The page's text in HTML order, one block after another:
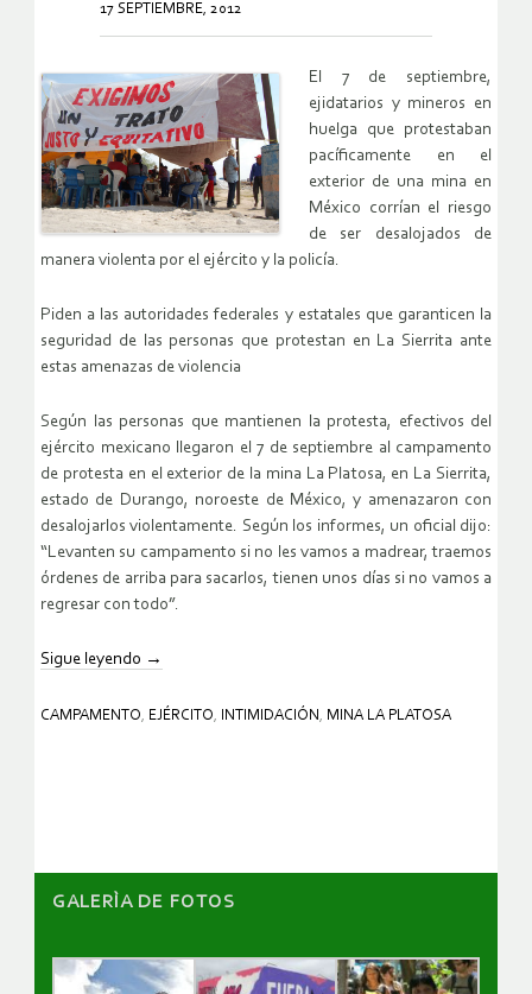
17 SEPTIEMBRE, 2012
El 7 de septiembre,
ejidatarios y mineros en
huelga que protestaban
pacíficamente en el
exterior de una mina en
México corrían el riesgo
de ser desalojados de
manera violenta por el ejército y la policía.
Piden a las autoridades federales y estatales que garanticen la
seguridad de las personas que protestan en La Sierrita ante
estas amenazas de violencia
Según las personas que mantienen la protesta, efectivos del
ejército mexicano llegaron el 7 de septiembre al campamento
de protesta en el exterior de la mina La Platosa, en La Sierrita,
estado de Durango, noroeste de México, y amenazaron con
desalojarlos violentamente. Según los informes, un oficial dijo:
“Levanten su campamento si no les vamos a madrear, traemos
órdenes de arriba para sacarlos, tienen unos días si no vamos a
regresar con todo”.
Sigue leyendo →
CAMPAMENTO, EJÉRCITO, INTIMIDACIÓN , MINA LA PLATOSA
GALERÌA DE FOTOS